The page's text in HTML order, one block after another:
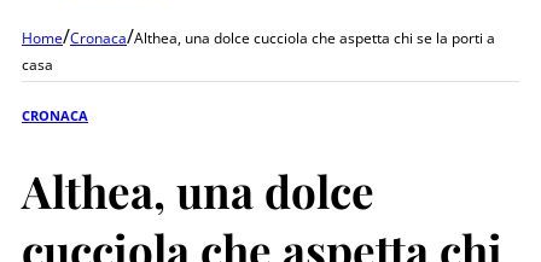
Home/Cronaca/Althea, una dolce cucciola che aspetta chi se la porti a
casa
CRONACA
Althea, una dolce
cucciola che aspetta chi